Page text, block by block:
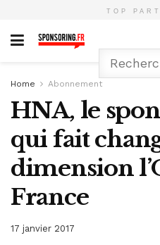
TOP
Home Abonnement
HNA, le
qui fait
dimension
France
17 janvier 2017